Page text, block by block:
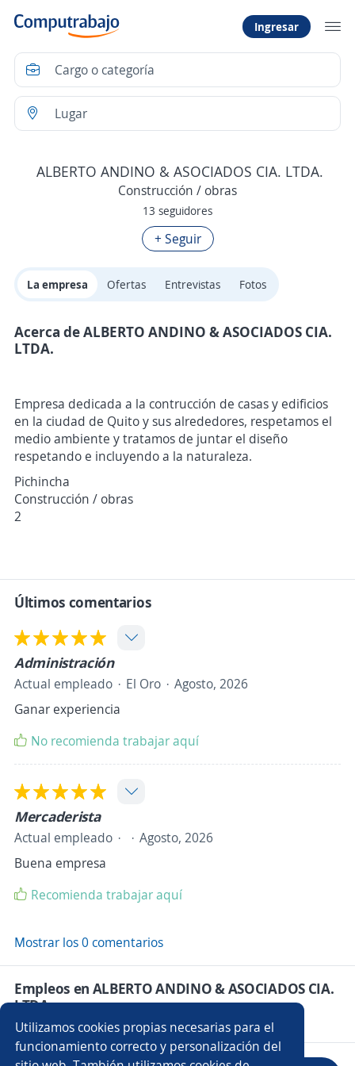
Utilizamos cookies propias necesarias para el
funcionamiento correcto y personalización del
Ingresar
ALBERTO ANDINO & ASOCIADOS CIA. LTDA.
Construcción / obras
13 seguidores
+ Seguir
La empresa Ofertas Entrevistas Fotos
Acerca de ALBERTO ANDINO & ASOCIADOS CIA.
LTDA.
Empresa dedicada a la contrucción de casas y edificios
en la ciudad de Quito y sus alrededores, respetamos el
medio ambiente y tratamos de juntar el diseño
respetando e incluyendo a la naturaleza.
Pichincha
Construcción / obras
2
Últimos comentarios
Administración
Actual empleado El Oro
Agosto, 2026
Ganar experiencia
No recomienda trabajar aquí
Mercaderista
Actual empleado
Agosto, 2026
Buena empresa
Recomienda trabajar aquí
Mostrar los 0 comentarios
Empleos en ALBERTO ANDINO & ASOCIADOS CIA.
LTDA.